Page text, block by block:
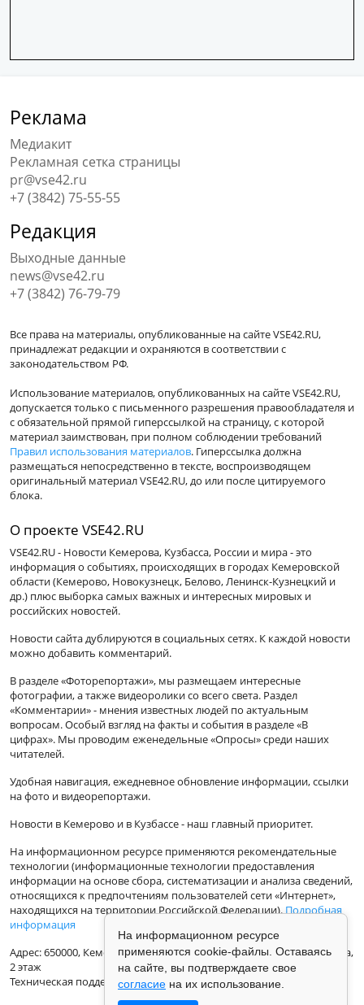
Реклама
Медиакит
Рекламная сетка страницы
pr@vse42.ru
+7 (3842) 75-55-55
Редакция
Выходные данные
news@vse42.ru
+7 (3842) 76-79-79
Все права на материалы, опубликованные на сайте VSE42.RU,
принадлежат редакции и охраняются в соответствии с
законодательством РФ.
Использование материалов, опубликованных на сайте VSE42.RU,
допускается только с письменного разрешения правообладателя и
с обязательной прямой гиперссылкой на страницу, с которой
материал заимствован, при полном соблюдении требований
Правил использования материалов. Гиперссылка должна
размещаться непосредственно в тексте, воспроизводящем
оригинальный материал VSE42.RU, до или после цитируемого
блока.
О проекте VSE42.RU
VSE42.RU - Новости Кемерова, Кузбасса, России и мира - это
информация о событиях, происходящих в городах Кемеровской
области (Кемерово, Новокузнецк, Белово, Ленинск-Кузнецкий и
др.) плюс выборка самых важных и интересных мировых и
российских новостей.
Новости сайта дублируются в социальных сетях. К каждой новости
можно добавить комментарий.
В разделе «Фоторепортажи», мы размещаем интересные
фотографии, а также видеоролики со всего света. Раздел
«Комментарии» - мнения известных людей по актуальным
вопросам. Особый взгляд на факты и события в разделе «В
цифрах». Мы проводим еженедельные «Опросы» среди наших
читателей.
Удобная навигация, ежедневное обновление информации, ссылки
на фото и видеорепортажи.
Новости в Кемерово и в Кузбассе - наш главный приоритет.
На информационном ресурсе применяются рекомендательные
технологии (информационные технологии предоставления
информации на основе сбора, систематизации и анализа сведений,
относящихся к предпочтениям пользователей сети «Интернет»,
находящихся на территории Российской Федерации).Подробная
информация
Адрес: 650000, Кемеровская Область, г.Кемерово, ул.Кузбасская 33а,
2 этаж
Техническая поддержка: support@vse42.ru
На информационном ресурсе
применяются cookie-файлы. Оставаясь
на сайте, вы подтверждаете свое
согласие на их использование.